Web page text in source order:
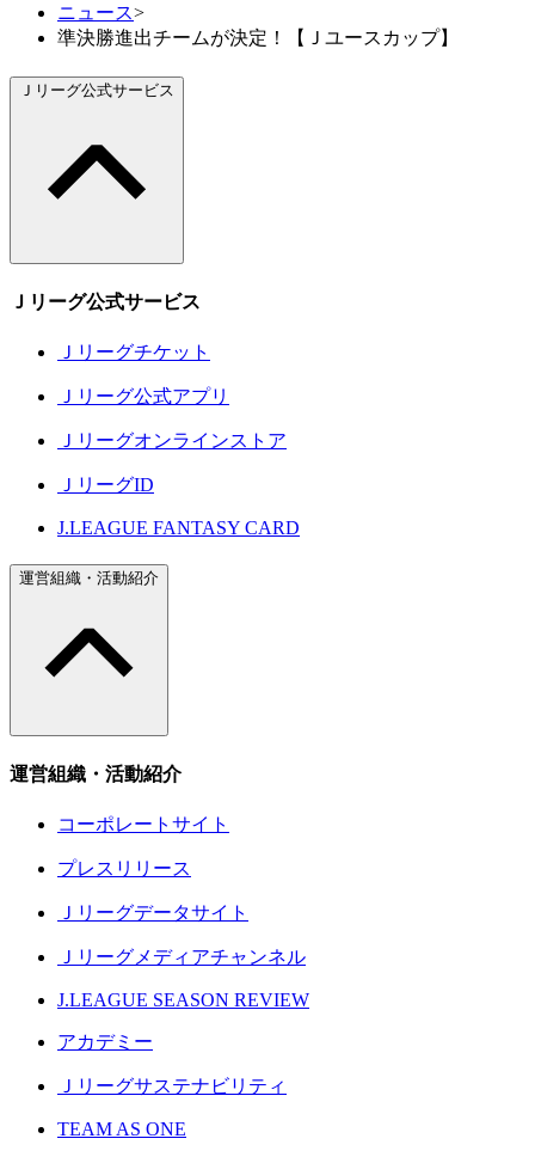
ニュース>
準決勝進出チームが決定！【Ｊユースカップ】
Ｊリーグ公式サービス
Ｊリーグ公式サービス
Ｊリーグチケット
Ｊリーグ公式アプリ
Ｊリーグオンラインストア
ＪリーグID
J.LEAGUE FANTASY CARD
運営組織・活動紹介
運営組織・活動紹介
コーポレートサイト
プレスリリース
Ｊリーグデータサイト
Ｊリーグメディアチャンネル
J.LEAGUE SEASON REVIEW
アカデミー
Ｊリーグサステナビリティ
TEAM AS ONE